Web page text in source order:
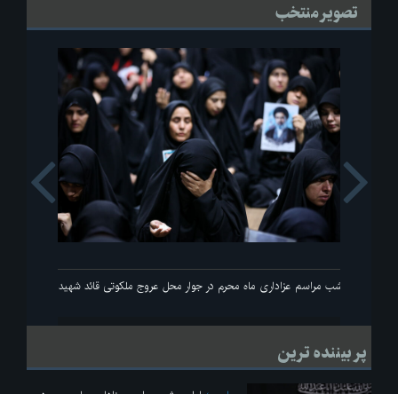
تصویر منتخب
اولین شب مراسم عزاداری ماه محرم در جوار محل عروج ملکوتی قائد شهید انقلاب
Next
پر بیننده ترین